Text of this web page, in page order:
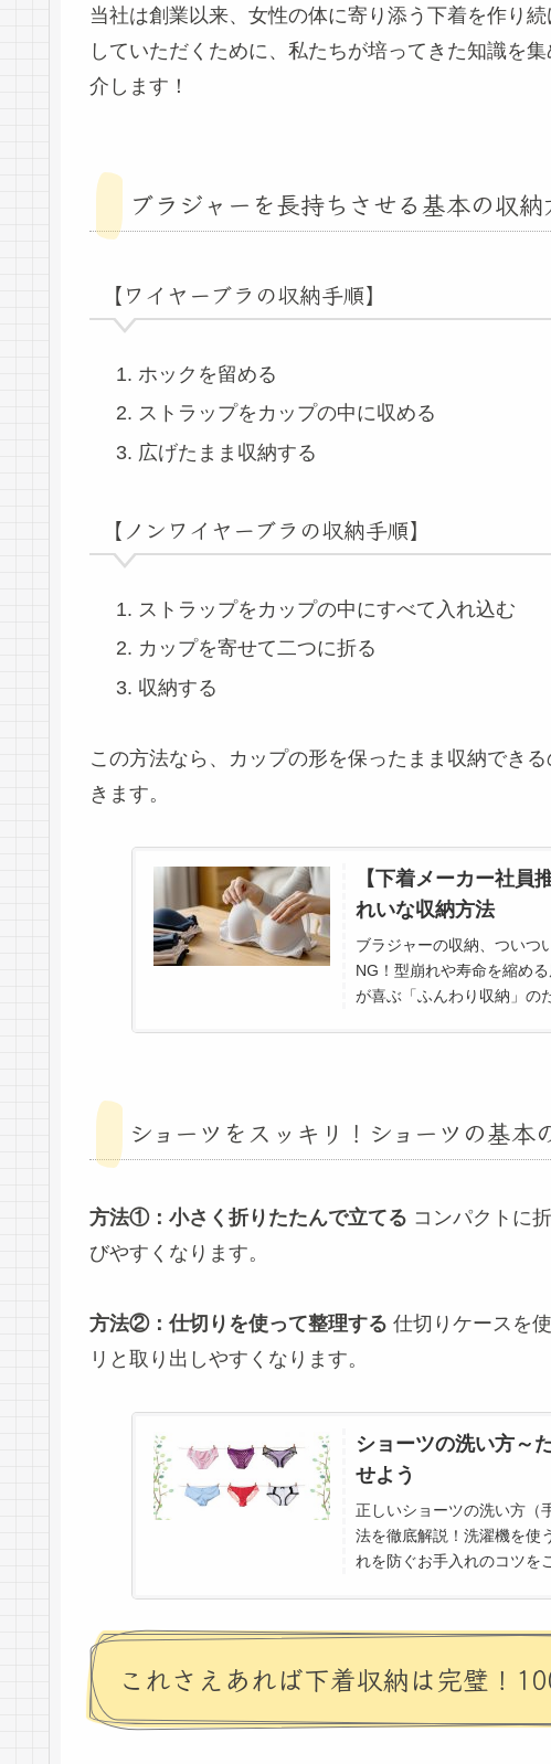
当社は創業以来、女性の体に寄り添う下着を作り
していただくために、私たちが培ってきた知識を
介します！
ブラジャーを長持ちさせる基本の収納
【ワイヤーブラの収納手順】
ホックを留める
ストラップをカップの中に収める
広げたまま収納する
【ノンワイヤーブラの収納手順】
ストラップをカップの中にすべて入れ込む
カップを寄せて二つに折る
収納する
この方法なら、カップの形を保ったまま収納でき
きます。
【下着メーカー社員
れいな収納方法
ブラジャーの収納、ついつ
NG！型崩れや寿命を縮め
が喜ぶ「ふんわり収納」の
ショーツをスッキリ！ショーツの基本
方法①：小さく折りたたんで立てる コンパクトに
びやすくなります。
方法②：仕切りを使って整理する 仕切りケースを
リと取り出しやすくなります。
ショーツの洗い方～
せよう
正しいショーツの洗い方（
法を徹底解説！洗濯機を使
れを防ぐお手入れのコツを
これさえあれば下着収納は完璧！